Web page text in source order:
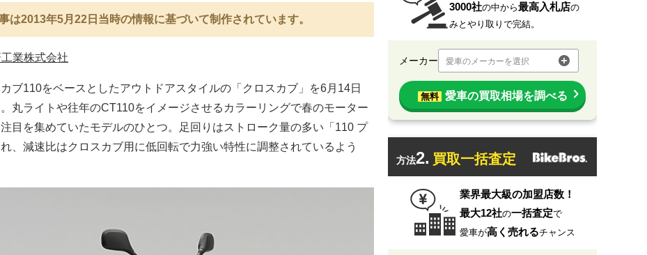
は2013年5月22日当時の情報に基づいて制作されています。
業株式会社
ブ110をベースとしたアウトドアスタイルの「クロスカブ」を6月14日
。丸ライトや往年のCT110をイメージさせるカラーリングで春のモーター
目を集めていたモデルのひとつ。足回りはストローク量の多い「110 プ
、減速比はクロスカブ用に低回転で力強い特性に調整されているよう
3000社の中から最高入札店の
みとやり取りで完結。
メーカー 愛車のメーカーを選択
無料 愛車の買取相場を調べる
方法2. 買取一括査定
業界最大級の加盟店数！
最大12社の一括査定で
愛車が高く売れるチャンス